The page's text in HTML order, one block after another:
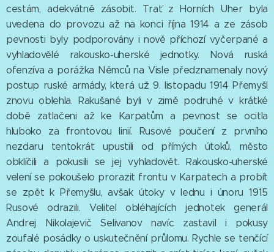
cestám, adekvátně zásobit. Trať z Horních Uher byla
uvedena do provozu až na konci října 1914 a ze zásob
pevnosti byly podporovány i nově příchozí vyčerpané a
vyhladovělé rakousko-uherské jednotky. Nová ruská
ofenzíva a porážka Němců na Visle předznamenaly nový
postup ruské armády, která už 9. listopadu 1914 Přemyšl
znovu oblehla. Rakušané byli v zimě podruhé v krátké
době zatlačeni až ke Karpatům a pevnost se ocitla
hluboko za frontovou linií. Rusové poučení z prvního
nezdaru tentokrát upustili od přímých útoků, město
obklíčili a pokusili se jej vyhladovět. Rakousko-uherské
velení se pokoušelo prorazit frontu v Karpatech a probít
se zpět k Přemyšlu, avšak útoky v lednu i únoru 1915
Rusové odrazili. Velitel obléhajících jednotek generál
Andrej Nikolajevič Selivanov navíc zastavil i pokusy
zoufalé posádky o uskutečnění průlomu. Rychle se tenčící